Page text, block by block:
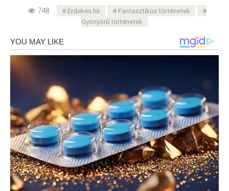
748 Érdekes hír
Fantasztikus történetek
Gyönyörű történetek